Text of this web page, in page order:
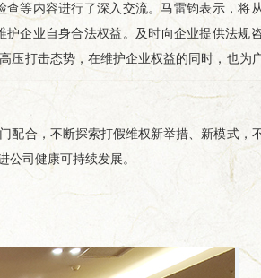
等内容进行了深入交流。马雷钧表示，将
企业自身合法权益。及时向企业提供法规
压打击态势，在维护企业权益的同时，也为
合，不断探索打假维权新举措、新模式，
司健康可持续发展。